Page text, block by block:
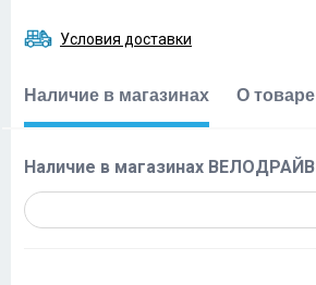
Условия доставки
Наличие в магазинах О товаре
Наличие в магазинах ВЕЛОДРАЙВ